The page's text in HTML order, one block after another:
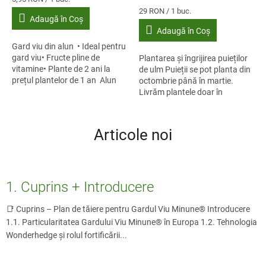
preţ:
Adaugă în Coş
Gard viu din alun • Ideal pentru
gard viu• Fructe pline de
vitamine• Plante de 2 ani la
prețul plantelor de 1 an Alun
Evaluare
preţ:
29 RON / 1 buc.
Adaugă în Coş
Plantarea și îngrijirea puieților
de ulm Puieții se pot planta din
octombrie până în martie.
Livrăm plantele doar în
Articole noi
1. Cuprins + Introducere
📑 Cuprins – Plan de tăiere pentru Gardul Viu Minune® Introducere
1.1. Particularitatea Gardului Viu Minune® în Europa 1.2. Tehnologia
Wonderhedge și rolul fortificării...